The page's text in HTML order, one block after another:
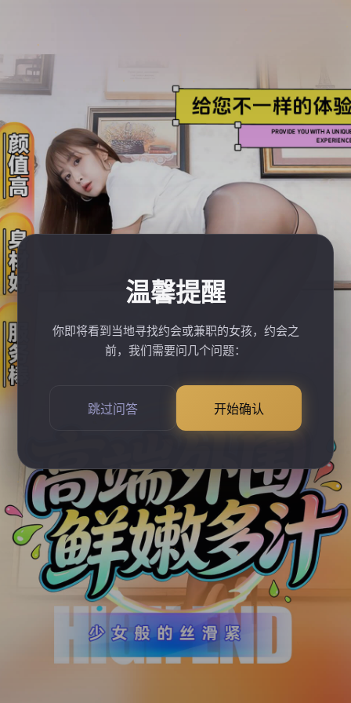
温馨提醒
你即将看到当地寻找约会或兼职的女孩，约会之
前，我们需要问几个问题：
跳过问答 开始确认